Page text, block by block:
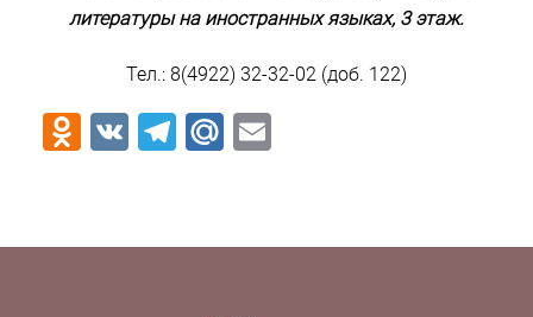
литературы на иностранных языках, 3 этаж.
Тел.: 8(4922) 32-32-02 (доб. 122)
Odnoklassniki
VK Telegram
Mail.Ru